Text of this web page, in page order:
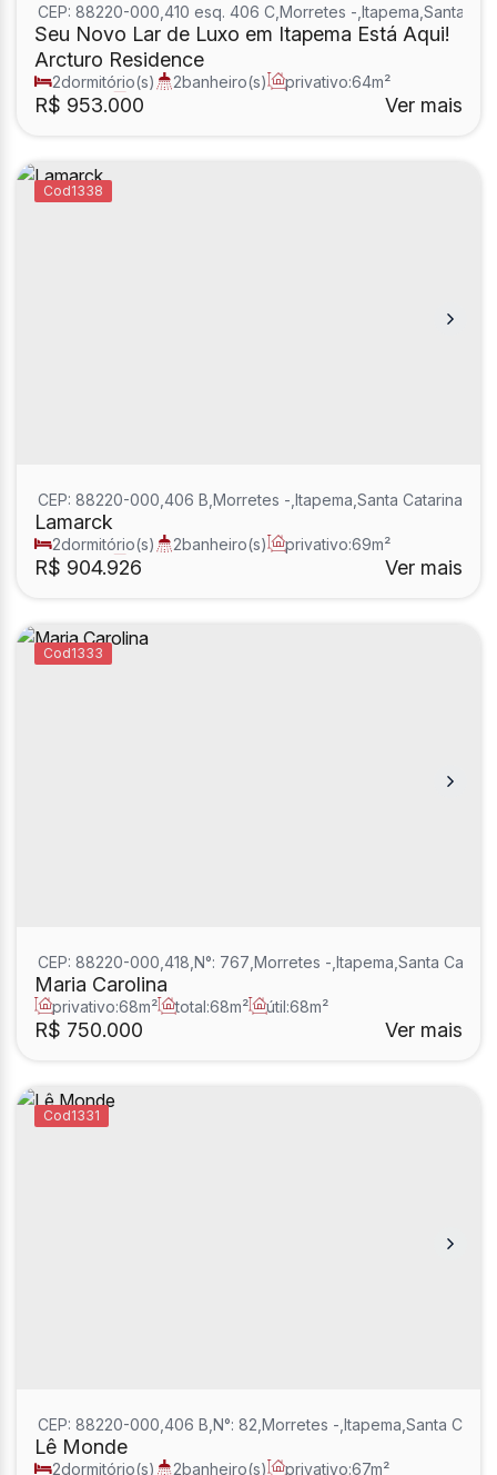
Seu Novo Lar de Luxo em Itapema Está Aqui!
Arcturo Residence
R$ 953.000
CEP: 88220-000 410 esq. 406 C Morretes Itapema Santa
2dormitório(s) 2banheiro(s) privativo:64m²
1sala(s) 1suíte(s) Ver mais
1338
Lamarck
R$ 904.926
CEP: 88220-000 406 B Morretes Itapema Santa Catarina
2dormitório(s) 2banheiro(s) privativo:69m²
1sala(s) 2suíte(s) Ver mais
1333
Maria Carolina
R$ 750.000
CEP: 88220-000 418 N°: 767 Morretes Itapema Santa
privativo:68m² total:68m² útil:68m²
Ver mais
1331
Lê Monde
CEP: 88220-000 406 B N°: 82 Morretes Itapema Santa
2dormitório(s) 2banheiro(s) privativo:67m²